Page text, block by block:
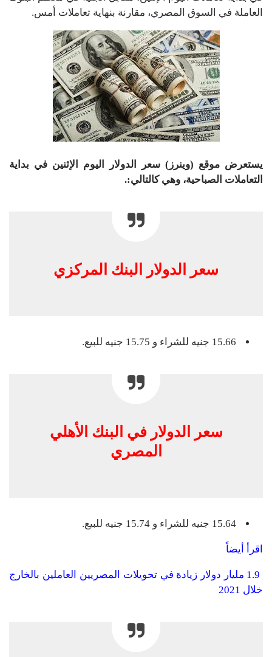
العاملة في السوق المصري، مقارنة بنهاية تعاملات أمس.
يستعرض موقع (وينرز) سعر الدولار اليوم الإثنين في بداية
التعاملات الصباحية، وهي كالتالي:.
سعر الدولار البنك المركزي
سعر الدولار في البنك الأهلي
المصري
اقرأ أيضاً
1.9 مليار دولار زيادة في تحويلات المصريين العاملين بالخارج
خلال 2021